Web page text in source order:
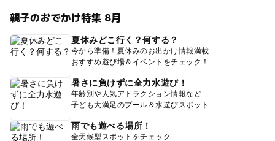
親子のおでかけ特集 8月
夏休みどこ行く？何する？
今から準備！夏休みのお出かけ情報満載
おすすめ遊び場＆イベントをチェック！
暑さに負けずに全力水遊び！
年齢別や人気アトラクション情報など
子ども大満足のプール＆水遊びスポット
雨でも遊べる場所！
全天候型スポットをチェック